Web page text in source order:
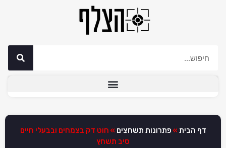
דף הבית » פתרונות תשחצים » חוט דק בצמחים ובבעלי חיים
סיב תשחץ